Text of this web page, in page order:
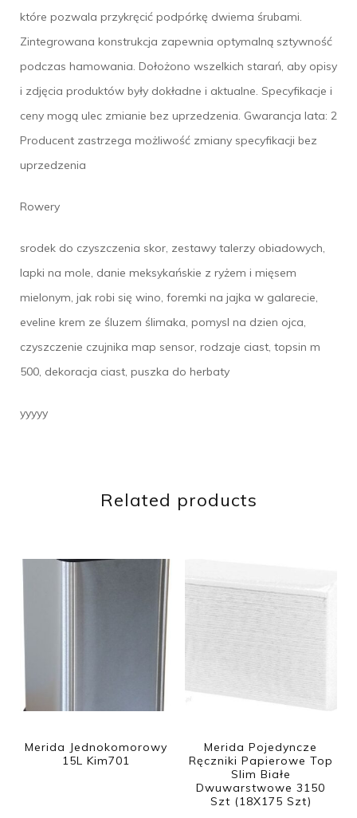
które pozwala przykręcić podpórkę dwiema śrubami.
Zintegrowana konstrukcja zapewnia optymalną sztywność
podczas hamowania. Dołożono wszelkich starań, aby opisy
i zdjęcia produktów były dokładne i aktualne. Specyfikacje i
ceny mogą ulec zmianie bez uprzedzenia. Gwarancja lata: 2
Producent zastrzega możliwość zmiany specyfikacji bez
uprzedzenia
Rowery
srodek do czyszczenia skor, zestawy talerzy obiadowych,
lapki na mole, danie meksykańskie z ryżem i mięsem
mielonym, jak robi się wino, foremki na jajka w galarecie,
eveline krem ze śluzem ślimaka, pomysl na dzien ojca,
czyszczenie czujnika map sensor, rodzaje ciast, topsin m
500, dekoracja ciast, puszka do herbaty
yyyyy
Related products
Merida Jednokomorowy
15L Kim701
Merida Pojedyncze
Ręczniki Papierowe Top
Slim Białe
Dwuwarstwowe 3150
Szt (18X175 Szt)